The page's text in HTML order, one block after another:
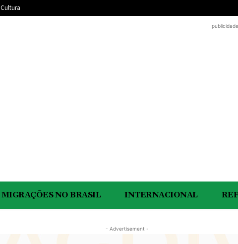
Cultura
MIGRAÇÕES NO BRASIL INTERNACIONAL
- Advertisement -